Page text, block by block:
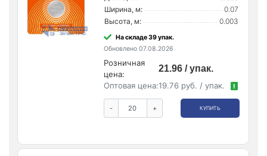
Ширина, м:
0.07
Высота, м:
0.003
На складе 39 упак.
Обновлено 07.08.2026
Розничная
цена:
21.96 / упак.
Оптовая цена:19.76 руб. / упак. !
- + КУПИТЬ